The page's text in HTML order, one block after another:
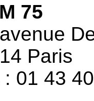
75
Paris
: 01 43